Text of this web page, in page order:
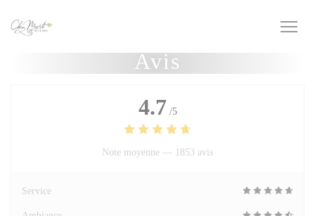
Avis
4.7 /5
Note moyenne — 1853 avis
Service